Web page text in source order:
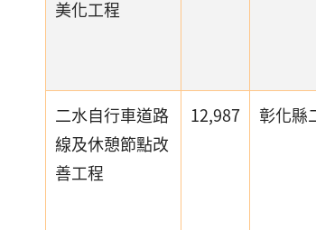
美化工程
二水自行車道路
線及休憩節點改
善工程
12,987 彰化縣